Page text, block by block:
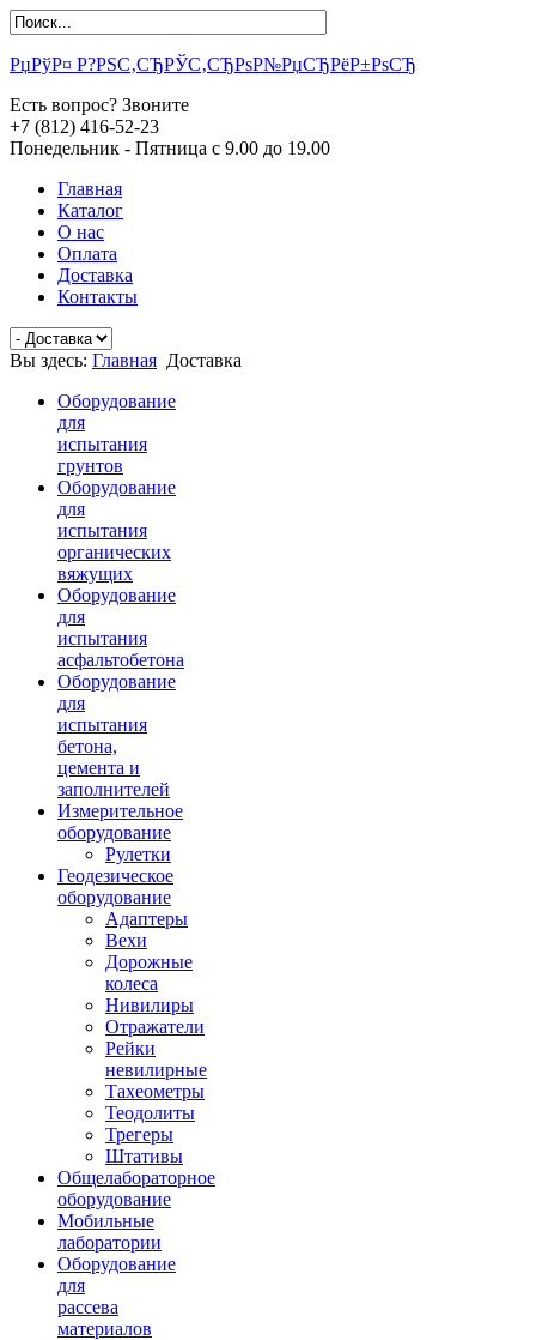
РџРўР¤ Р?РЅС‚СЂРЎС‚СЂРѕР№РџСЂРёР±РѕСЂ
Есть вопрос? Звоните
+7 (812) 416-52-23
Понедельник - Пятница с 9.00 до 19.00
Главная
Каталог
О нас
Оплата
Доставка
Контакты
Вы здесь: Главная Доставка
Оборудование
для
испытания
грунтов
Оборудование
для
испытания
органических
вяжущих
Оборудование
для
испытания
асфальтобетона
Оборудование
для
испытания
бетона,
цемента и
заполнителей
Измерительное
оборудование
Рулетки
Геодезическое
оборудование
Адаптеры
Вехи
Дорожные
колеса
Нивилиры
Отражатели
Рейки
невилирные
Тахеометры
Теодолиты
Трегеры
Штативы
Общелабораторное
оборудование
Мобильные
лаборатории
Оборудование
для
рассева
материалов